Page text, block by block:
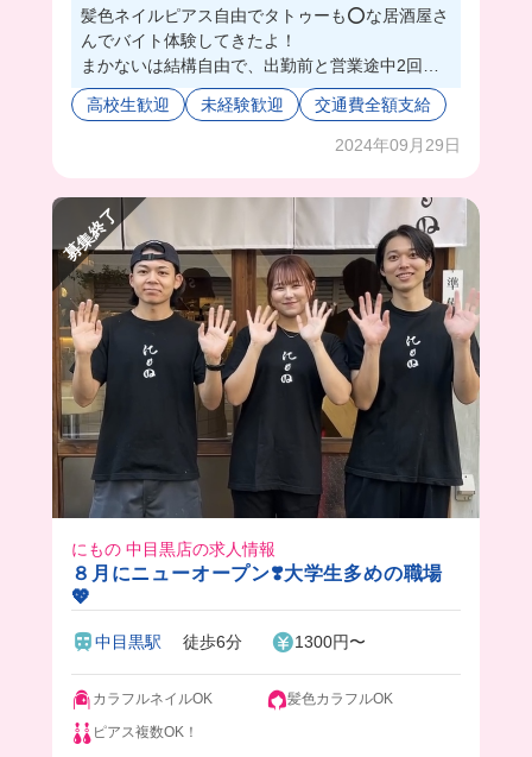
髪色ネイルピアス自由でタトゥーも⭕️な居酒屋さ
んでバイト体験してきたよ！
まかないは結構自由で、出勤前と営業途中2回も
食べれちゃうの！最高すぎる！！
同年代も多くて楽しいバイト🥺💖
作業も難しいことはなくて初心者さんも安心して
高校生歓迎 未経験歓迎 交通費全額支給
2024年09月29日
募集終了
にもの 中目黒店の求人情報
８月にニューオープン❣️大学生多めの職場
💖
中目黒駅 徒歩6分 1300円〜
カラフルネイルOK
髪色カラフルOK
ピアス複数OK！